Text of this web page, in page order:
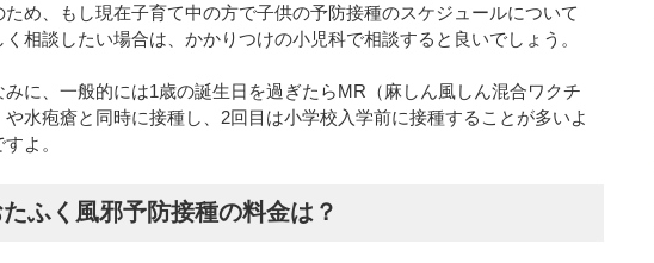
ため、もし現在子育て中の方で子供の予防接種のスケジュールについて
く相談したい場合は、かかりつけの小児科で相談すると良いでしょう。
みに、一般的には1歳の誕生日を過ぎたらMR（麻しん風しん混合ワクチ
や水疱瘡と同時に接種し、2回目は小学校入学前に接種することが多いよ
よ。
ふく風邪予防接種の料金は？